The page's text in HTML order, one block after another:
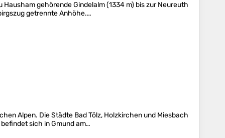
gehörende Gindelalm (1334 m) bis zur Neureuth
getrennte Anhöhe.…
Alpen. Die Städte Bad Tölz, Holzkirchen und Miesbach
sich in Gmund am…